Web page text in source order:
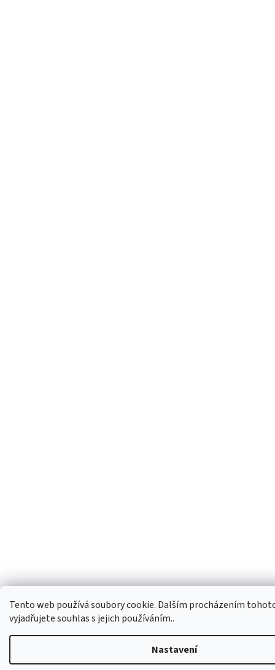
Tento web používá soubory cookie. Dalším procházením
vyjadřujete souhlas s jejich používáním..
Nastavení